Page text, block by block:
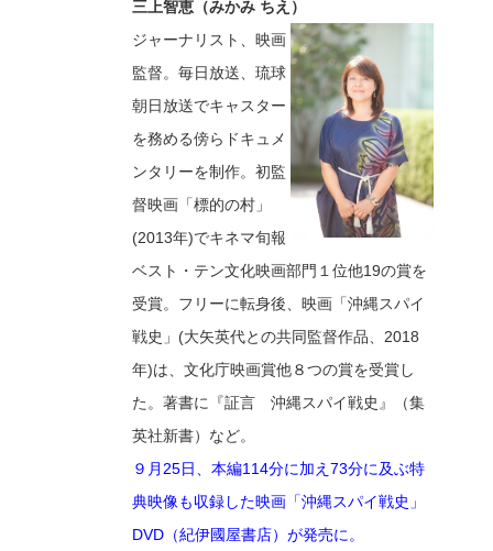
三上智恵（みかみ ちえ）
ジャーナリスト、映画
監督。毎日放送、琉球
朝日放送でキャスター
を務める傍らドキュメ
ンタリーを制作。初監
督映画「標的の村」
(2013年)でキネマ旬報
ベスト・テン文化映画部門１位他19の賞を
受賞。フリーに転身後、映画「沖縄スパイ
戦史」(大矢英代との共同監督作品、2018
年)は、文化庁映画賞他８つの賞を受賞し
た。著書に『証言 沖縄スパイ戦史』（集
英社新書）など。
９月25日、本編114分に加え73分に及ぶ特
典映像も収録した映画「沖縄スパイ戦史」
DVD（紀伊國屋書店）が発売に。